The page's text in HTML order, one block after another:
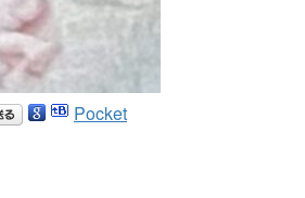
Pocket